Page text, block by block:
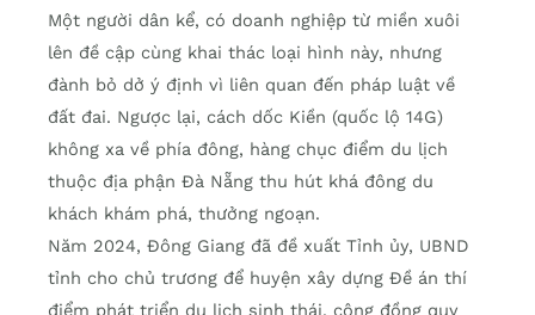
Một người dân kể, có doanh nghiệp từ miền xuôi
lên đề cập cùng khai thác loại hình này, nhưng
đành bỏ dở ý định vì liên quan đến pháp luật về
đất đai. Ngược lại, cách dốc Kiền (quốc lộ 14G)
không xa về phía đông, hàng chục điểm du lịch
thuộc địa phận Đà Nẵng thu hút khá đông du
khách khám phá, thưởng ngoạn.
Năm 2024, Đông Giang đã đề xuất Tỉnh ủy, UBND
tỉnh cho chủ trương để huyện xây dựng Đề án thí
điểm phát triển du lịch sinh thái, cộng đồng quy